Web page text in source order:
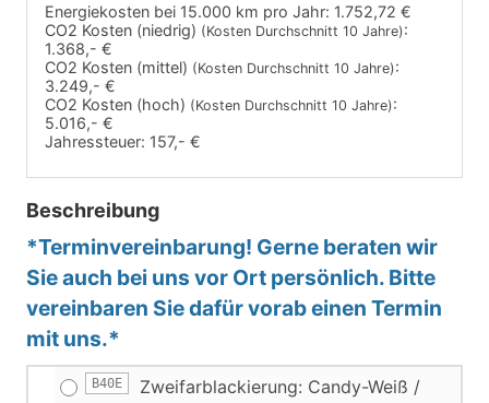
Energiekosten bei 15.000 km pro Jahr: 1.752,72 €
CO2 Kosten (niedrig) (Kosten Durchschnitt 10 Jahre):
1.368,- €
CO2 Kosten (mittel) (Kosten Durchschnitt 10 Jahre):
3.249,- €
CO2 Kosten (hoch) (Kosten Durchschnitt 10 Jahre):
5.016,- €
Jahressteuer: 157,- €
Beschreibung
*Terminvereinbarung! Gerne beraten wir
Sie auch bei uns vor Ort persönlich. Bitte
vereinbaren Sie dafür vorab einen Termin
mit uns.*
B40E
Zweifarblackierung: Candy-Weiß /